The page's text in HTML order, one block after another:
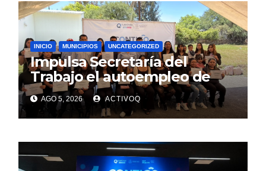
INICIO MUNICIPIOS UNCATEGORIZED
Impulsa Secretaría del
Trabajo el autoempleo de
mujeres en Huimilpan
AGO 5, 2026 ACTIVOQ